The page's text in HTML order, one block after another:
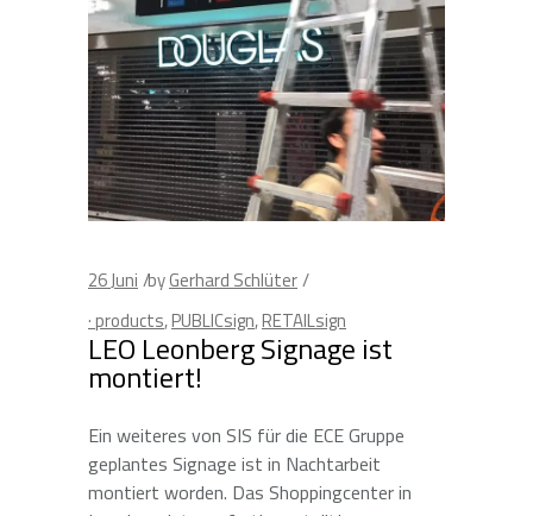
26Juni byGerhard Schlüter
· products,PUBLICsign,RETAILsign
LEO Leonberg Signage ist
montiert!
Ein weiteres von SIS für die ECE Gruppe
geplantes Signage ist in Nachtarbeit
montiert worden. Das Shoppingcenter in